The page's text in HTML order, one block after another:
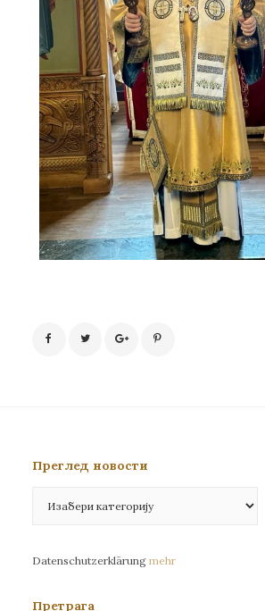
Преглед новости
новости
Datenschutzerklärung mehr
Претрага